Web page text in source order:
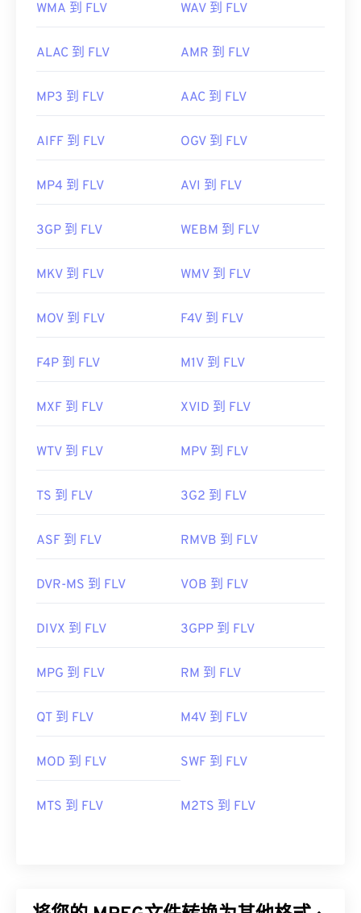
WMA 到 FLV WAV 到 FLV
ALAC 到 FLV AMR 到 FLV
MP3 到 FLV AAC 到 FLV
AIFF 到 FLV OGV 到 FLV
MP4 到 FLV AVI 到 FLV
3GP 到 FLV WEBM 到 FLV
MKV 到 FLV WMV 到 FLV
MOV 到 FLV F4V 到 FLV
F4P 到 FLV M1V 到 FLV
MXF 到 FLV XVID 到 FLV
WTV 到 FLV MPV 到 FLV
TS 到 FLV 3G2 到 FLV
ASF 到 FLV RMVB 到 FLV
DVR-MS 到 FLV VOB 到 FLV
DIVX 到 FLV 3GPP 到 FLV
MPG 到 FLV RM 到 FLV
QT 到 FLV M4V 到 FLV
MOD 到 FLV SWF 到 FLV
MTS 到 FLV M2TS 到 FLV